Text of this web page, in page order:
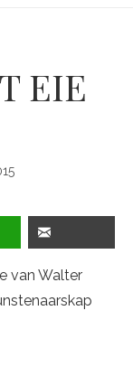
EIE
van Walter